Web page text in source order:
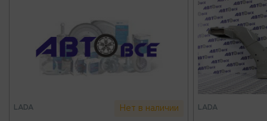
LADA Нет в наличии LADA